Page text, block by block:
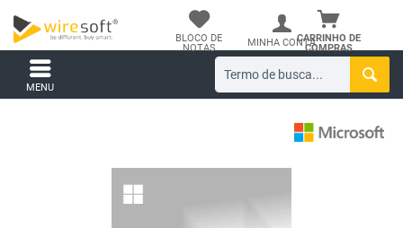
CARRINHO DE
COMPRAS
BLOCO DE
NOTAS
MINHA CONTA
MENU